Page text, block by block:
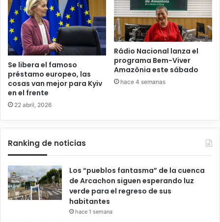
Se libera el famoso
préstamo europeo, las
cosas van mejor para Kyiv
en el frente
22 abril, 2026
Rádio Nacional lanza el
programa Bem-Viver
Amazônia este sábado
hace 4 semanas
Ranking de noticias
Los “pueblos fantasma” de la cuenca
de Arcachon siguen esperando luz
verde para el regreso de sus
habitantes
hace 1 semana